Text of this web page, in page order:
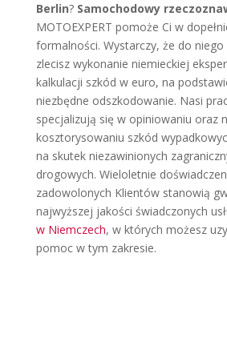
Berlin? Samochodowy
MOTOEXPERT pomoże Ci w
formalności. Wystarczy, że do niego
zlecisz wykonanie niemieckiej
kalkulacji szkód w euro, na
niezbędne odszkodowanie. Nasi
specjalizują się w opiniowaniu oraz
kosztorysowaniu szkód
na skutek niezawinionych
drogowych. Wieloletnie
zadowolonych Klientów stanowią
najwyższej jakości świadczonych
w Niemczech, w których możesz
pomoc w tym zakresie.